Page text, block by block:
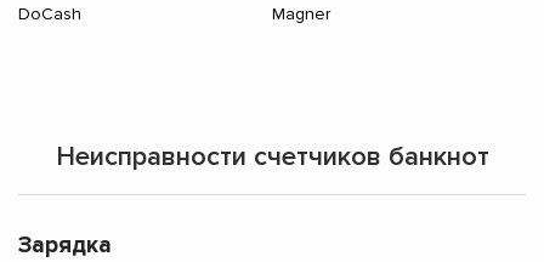
DoCash
Magner
Неисправности счетчиков банкнот
Зарядка